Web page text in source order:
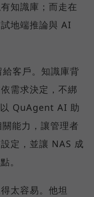
知識庫；而走在
地端推論與 AI
客戶。知識庫背
需求決定，不綁
QuAgent AI 助
能力，讓管理者
定，並讓 NAS 成
。
太容易。他坦